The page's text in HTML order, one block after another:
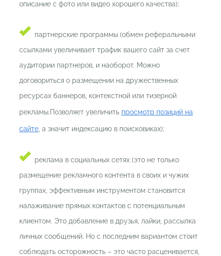
описание с фото или видео хорошего качества);
партнерские программы (обмен реферальными
ссылками увеличивает трафик вашего сайт за счет
аудитории партнеров, и наоборот. Можно
договориться о размещении на дружественных
ресурсах баннеров, контекстной или тизерной
рекламы.Позволяет увеличить просмотр позиций на
сайте , а значит индексацию в поисковиках);
реклама в социальных сетях (это не только
размещение рекламного контента в своих и чужих
группах, эффективным инструментом становится
налаживание прямых контактов с потенциальным
клиентом. Это добавление в друзья, лайки, рассылка
личных сообщений. Но с последним вариантом стоит
соблюдать осторожность – это часто расценивается,